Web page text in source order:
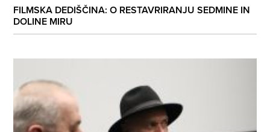
FILMSKA DEDIŠČINA: O RESTAVRIRANJU SEDMINE IN
DOLINE MIRU